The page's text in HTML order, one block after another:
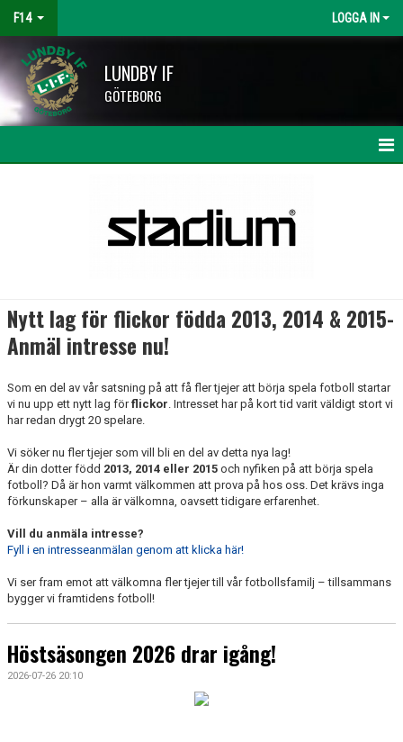
F14 LOGGA IN
LUNDBY IF
GÖTEBORG
TRUPPEN
DOKUMENT
KONTAKT
CUPER 2026/2027
Nytt lag för flickor födda 2013, 2014 & 2015-
Anmäl intresse nu!
Som en del av vår satsning på att få fler tjejer att börja spela fotboll startar
vi nu upp ett nytt lag förflickor. Intresset har på kort tid varit väldigt stort vi
har redan drygt 20 spelare.
Vi söker nu fler tjejer som vill bli en del av detta nya lag!
Är din dotter född 2013, 2014 eller 2015 och nyfiken på att börja spela
fotboll? Då är hon varmt välkommen att prova på hos oss. Det krävs inga
förkunskaper – alla är välkomna, oavsett tidigare erfarenhet.
Vill du anmäla intresse?
Fyll i en intresseanmälan genom att klicka här!
Vi ser fram emot att välkomna fler tjejer till vår fotbollsfamilj – tillsammans
bygger vi framtidens fotboll!
Höstsäsongen 2026 drar igång!
2026-07-26 20:10